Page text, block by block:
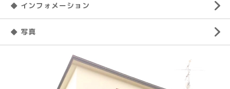
◆ インフォメーション
◆ 写真